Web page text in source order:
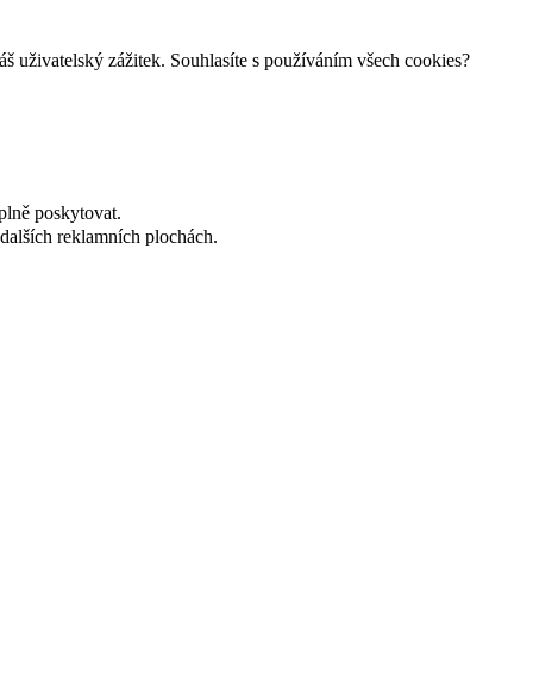
uživatelský zážitek. Souhlasíte s používáním všech cookies?
poskytovat.
reklamních plochách.